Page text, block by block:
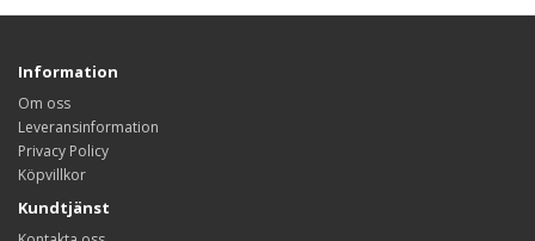
Information
Om oss
Leveransinformation
Privacy Policy
Köpvillkor
Kundtjänst